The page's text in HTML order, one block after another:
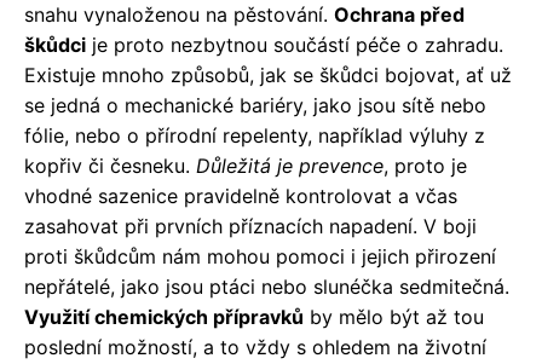
snahu vynaloženou na pěstování. Ochrana před
škůdci je proto nezbytnou součástí péče o zahradu.
Existuje mnoho způsobů, jak se škůdci bojovat, ať už
se jedná o mechanické bariéry, jako jsou sítě nebo
fólie, nebo o přírodní repelenty, například výluhy z
kopřiv či česneku. Důležitá je prevence, proto je
vhodné sazenice pravidelně kontrolovat a včas
zasahovat při prvních příznacích napadení. V boji
proti škůdcům nám mohou pomoci i jejich přirození
nepřátelé, jako jsou ptáci nebo slunéčka sedmitečná.
Využití chemických přípravků by mělo být až tou
poslední možností, a to vždy s ohledem na životní